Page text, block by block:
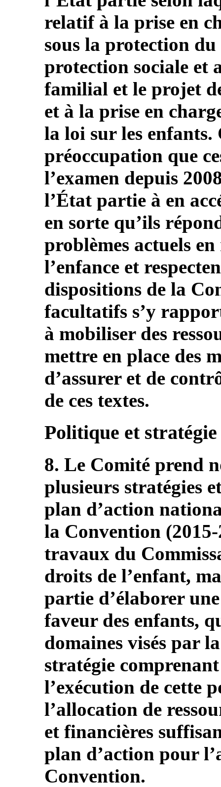
relatif à la prise en
sous la protection du
protection sociale et
familial et le projet
et à la prise en
la loi sur les enfants.
préoccupation que
l’examen depuis
l’État partie à en
en sorte qu’ils
problèmes actuels
l’enfance et
dispositions de la
facultatifs s’y
à mobiliser des
mettre en place des
d’assurer et de
de ces textes.
Politique et stratégie
8. Le Comité prend
plusieurs stratégies
plan d’action
la Convention
travaux du
droits de l’enfant,
partie d’élaborer
faveur des enfants,
domaines visés par
stratégie comprenant
l’exécution de cette
l’allocation de
et financières
plan d’action pour
Convention.